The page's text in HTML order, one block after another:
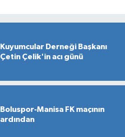
Kuyumcular Derneği Başkanı
Çetin Çelik'in acı günü
Boluspor-Manisa FK maçının
ardından